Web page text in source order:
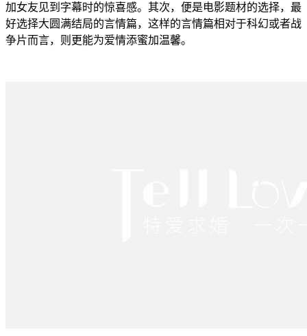
加女友见到字幕时的惊喜感。其次，便是电影题材的选择，最
好选择大圆满结局的言情篇，这样的言情篇相对于科幻或者战
争片而言，则更能为爱情添蜜加温馨。